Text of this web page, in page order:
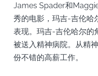
James Spader和
秀的电影，玛吉-吉伦哈
表现。玛吉-吉伦哈尔
被送入精神病院。从精
份不错的高薪工作。